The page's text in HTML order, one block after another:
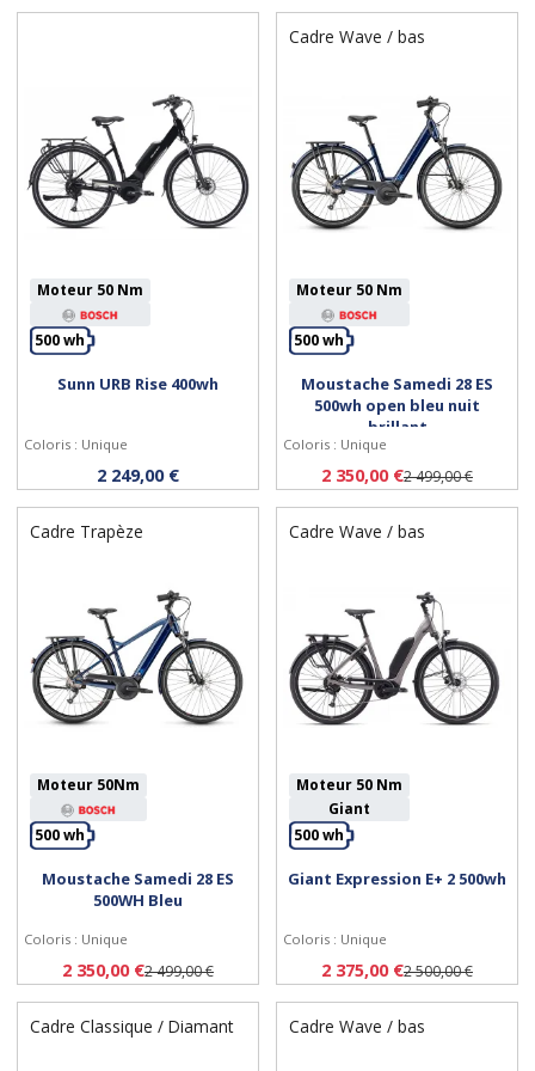
Personnaliser
Moteur 50 Nm
500 wh
Sunn URB Rise 400wh
Coloris : Unique
2 249,00 €
Cadre Wave / bas
Personnaliser
Moteur 50 Nm
500 wh
Moustache Samedi 28 ES
500wh open bleu nuit
brillant
Coloris : Unique
2 350,00 €2 499,00 €
Cadre Trapèze
Personnaliser
Moteur 50Nm
500 wh
Moustache Samedi 28 ES
500WH Bleu
Coloris : Unique
2 350,00 €2 499,00 €
Cadre Wave / bas
Personnaliser
Moteur 50 Nm
Giant
500 wh
Giant Expression E+ 2 500wh
Coloris : Unique
2 375,00 €2 500,00 €
Cadre Classique / Diamant Cadre Wave / bas